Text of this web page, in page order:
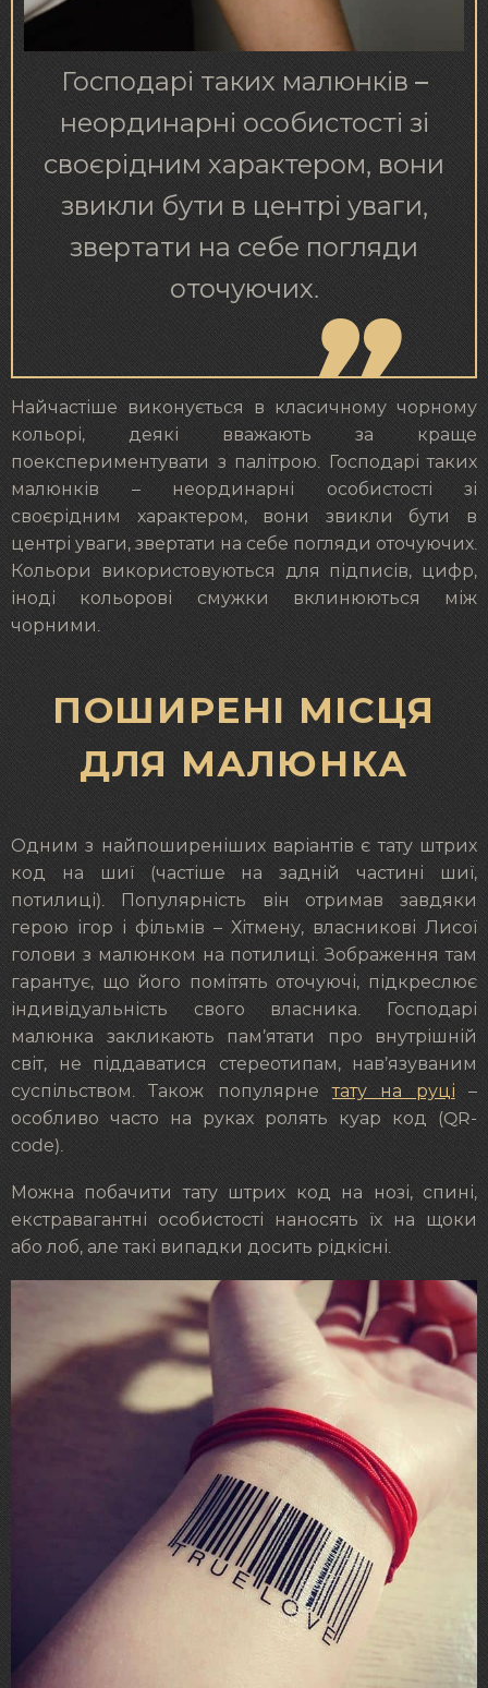
Господарі таких малюнків –
неординарні особистості зі
своєрідним характером, вони
звикли бути в центрі уваги,
звертати на себе погляди
оточуючих.
Найчастіше виконується в класичному чорному
кольорі, деякі вважають за краще
поекспериментувати з палітрою. Господарі таких
малюнків – неординарні особистості зі
своєрідним характером, вони звикли бути в
центрі уваги, звертати на себе погляди оточуючих.
Кольори використовуються для підписів, цифр,
іноді кольорові смужки вклинюються між
чорними.
ПОШИРЕНІ МІСЦЯ
ДЛЯ МАЛЮНКА
Одним з найпоширеніших варіантів є тату штрих
код на шиї (частіше на задній частині шиї,
потилиці). Популярність він отримав завдяки
герою ігор і фільмів – Хітмену, власникові Лисої
голови з малюнком на потилиці. Зображення там
гарантує, що його помітять оточуючі, підкреслює
індивідуальність свого власника. Господарі
малюнка закликають пам’ятати про внутрішній
світ, не піддаватися стереотипам, нав’язуваним
суспільством. Також популярнетату на руці –
особливо часто на руках ролять куар код (QR-
code).
Можна побачити тату штрих код на нозі, спині,
екстравагантні особистості наносять їх на щоки
або лоб, але такі випадки досить рідкісні.